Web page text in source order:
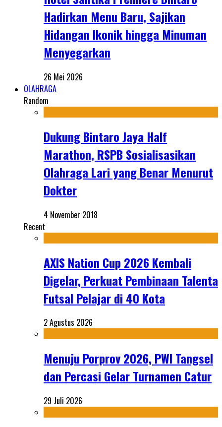
Hadirkan Menu Baru, Sajikan
Hidangan Ikonik hingga Minuman
Menyegarkan
26 Mei 2026
OLAHRAGA
Random
Dukung Bintaro Jaya Half
Marathon, RSPB Sosialisasikan
Olahraga Lari yang Benar Menurut
Dokter
4 November 2018
Recent
AXIS Nation Cup 2026 Kembali
Digelar, Perkuat Pembinaan Talenta
Futsal Pelajar di 40 Kota
2 Agustus 2026
Menuju Porprov 2026, PWI Tangsel
dan Percasi Gelar Turnamen Catur
29 Juli 2026